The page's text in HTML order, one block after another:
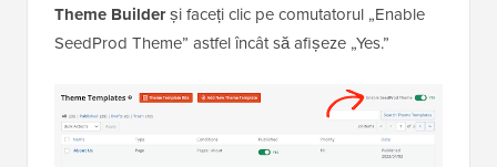
Theme Builderși faceți clic pe comutatorul „Enable
SeedProd Theme” astfel încât să afișeze „Yes.”